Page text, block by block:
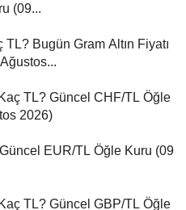
(09...
TL? Bugün Gram Altın Fiyatı
TL? Güncel CHF/TL Öğle
2026)
EUR/TL Öğle Kuru (09
TL? Güncel GBP/TL Öğle